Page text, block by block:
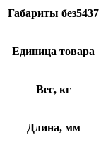
Габариты без5437
Единица товара
Вес, кг
Длина, мм